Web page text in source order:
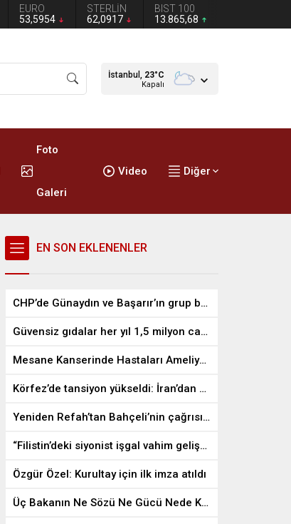
EURO
53,5954
STERLİN
62,0917
BIST 100
13.865,68
İstanbul, 23°C
Kapalı
Foto
Galeri
Video Diğer
EN SON EKLENENLER
CHP’de Günaydın ve Başarır’ın grup başkanvekilliği düştü
Güvensiz gıdalar her yıl 1,5 milyon can alıyor
Mesane Kanserinde Hastaları Ameliyattan Kurtaran İlaç
Körfez’de tansiyon yükseldi: İran’dan ABD üslerine misilleme
Yeniden Refah’tan Bahçeli’nin çağrısına destek
“Filistin’deki siyonist işgal vahim gelişmelere gebe”
Özgür Özel: Kurultay için ilk imza atıldı
Üç Bakanın Ne Sözü Ne Gücü Nede Kudreti Yetmedi